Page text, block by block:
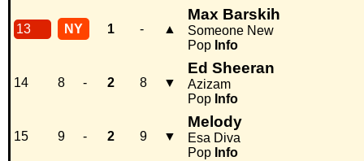
13 NY 1 - ▲
Max Barskih
Someone New
Pop Info
14 8 - 2 8 ▼
Ed Sheeran
Azizam
Pop Info
15 9 - 2 9 ▼
Melody
Esa Diva
Pop Info